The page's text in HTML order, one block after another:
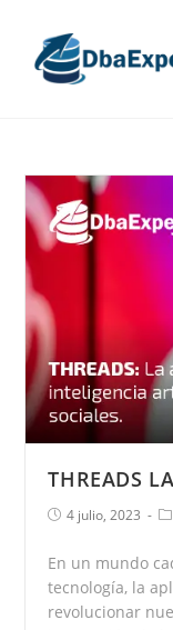
THREADS
4 julio, 2023
En un mundo
tecnología, la
revolucionar